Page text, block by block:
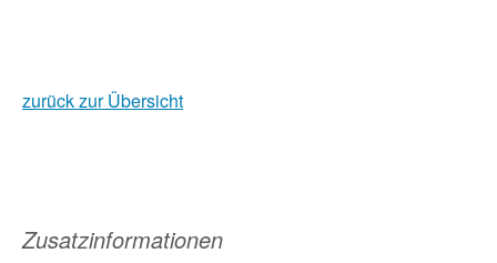
zurück zur Übersicht
Zusatzinformationen